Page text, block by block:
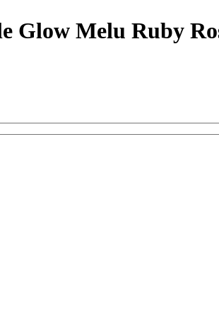
Glow Melu Ruby